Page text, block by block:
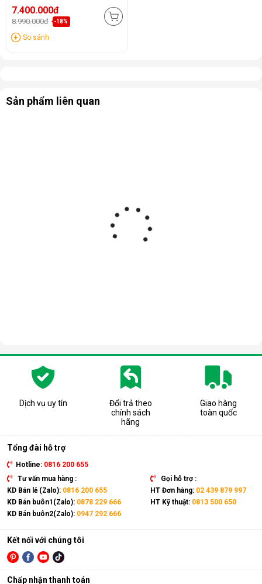
7.400.000đ
8.990.000đ -18%
So sánh
Sản phẩm liên quan
Dịch vụ uy tín
Đổi trả theo
chính sách
hãng
Giao hàng
toàn quốc
Tổng đài hỗ trợ
Hotline: 0816 200 655
Tư vấn mua hàng :
KD Bán lẻ (Zalo): 0816 200 655
KD Bán buôn1(Zalo): 0878 229 666
KD Bán buôn2(Zalo): 0947 292 666
Gọi hỗ trợ :
HT Đơn hàng: 02 439 879 997
HT Kỹ thuật: 0813 500 650
Kết nối với chúng tôi
Chấp nhận thanh toán